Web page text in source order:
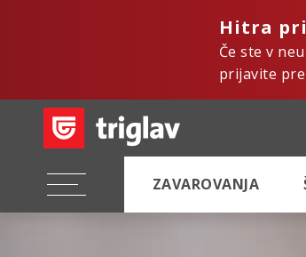
Hitra
Če ste v
prijavite
ZAVAROVANJA